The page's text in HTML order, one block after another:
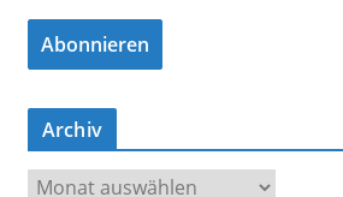
a
l
-
d
Abonnieren
Archiv